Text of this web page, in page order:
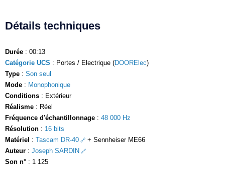
Détails techniques
Durée : 00:13
Catégorie UCS : Portes / Electrique (DOORElec)
Type : Son seul
Mode : Monophonique
Conditions : Extérieur
Réalisme : Réel
Fréquence d'échantillonnage : 48 000 Hz
Résolution : 16 bits
Matériel : Tascam DR-40
+ Sennheiser ME66
Auteur : Joseph SARDIN
Son n° : 1 125